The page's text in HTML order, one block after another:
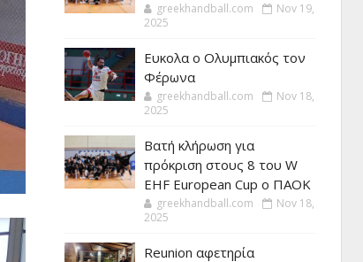
greekhandball.com
Nov 19,
2025
Ευκολα ο Ολυμπιακός τον
Φέρωνα
greekhandball.com
Nov 18,
2025
Βατή κλήρωση για
πρόκριση στους 8 του W
EHF European Cup ο ΠΑΟΚ
greekhandball.com
Nov 18,
2025
Reunion αφετηρία